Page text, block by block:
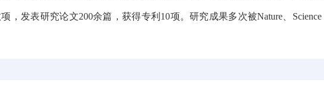
，发表研究论文200余篇，获得专利 10项。研究成果多次被Nature、